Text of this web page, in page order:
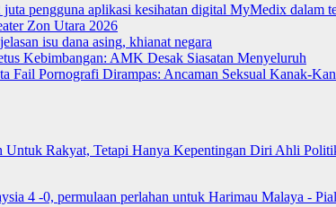
juta pengguna aplikasi kesihatan digital MyMedix dalam
Zon Utara 2026
isu dana asing, khianat negara
Kebimbangan: AMK Desak Siasatan Menyeluruh
Fail Pornografi Dirampas: Ancaman Seksual Kanak-
Untuk Rakyat, Tetapi Hanya Kepentingan Diri Ahli
4 -0, permulaan perlahan untuk Harimau Malaya -